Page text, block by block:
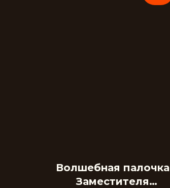
Волшебная палочка
Заместителя